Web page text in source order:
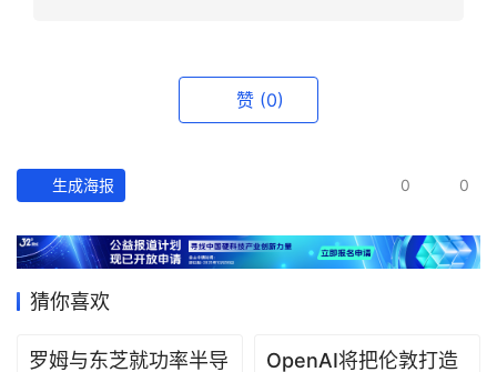
产
经
数
赞 (0)
生成海报 0 0
猜你喜欢
罗姆与东芝就功率半导
OpenAI将把伦敦打造